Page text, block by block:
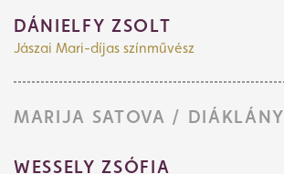
DÁNIELFY ZSOLT
Jászai Mari-díjas színművész
MARIJA SATOVA / DIÁKLÁNY
WESSELY ZSÓFIA